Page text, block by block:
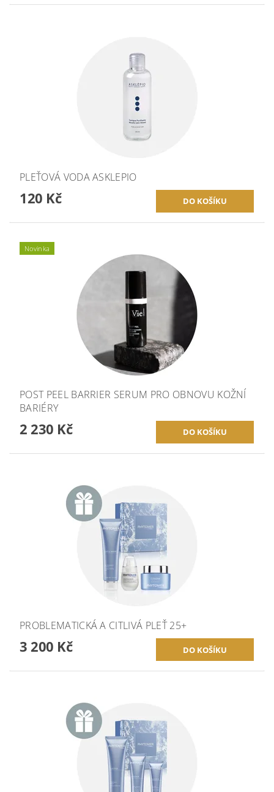
PLEŤOVÁ VODA ASKLEPIO
120 Kč
Novinka
POST PEEL BARRIER SERUM PRO OBNOVU KOŽNÍ
BARIÉRY
2 230 Kč
PROBLEMATICKÁ A CITLIVÁ PLEŤ 25+
3 200 Kč